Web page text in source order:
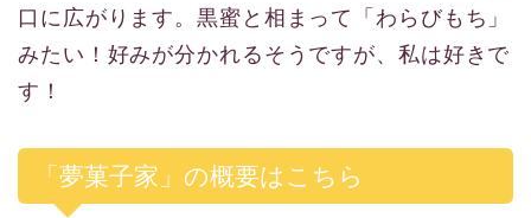
口に広がります。黒蜜と相まって「わらびもち」
みたい！好みが分かれるそうですが、私は好きで
す！
「夢菓子家」の概要はこちら